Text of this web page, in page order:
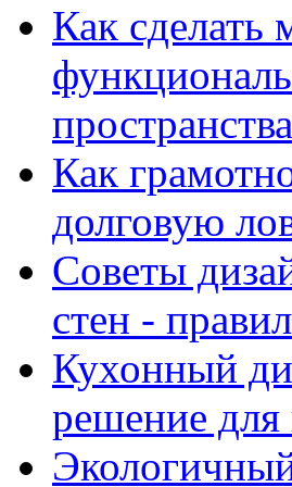
Как
пространства
Как
долговую
Советы
стен -
Кухонный
решение для